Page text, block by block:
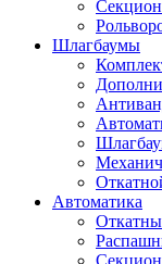
Шлагбаумы
Автоматика